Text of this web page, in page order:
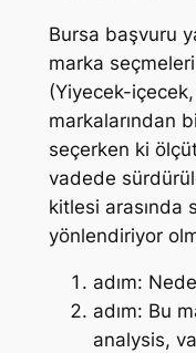
Bursa başvuru
marka
(Yiyecek-
markalarından
seçerken ki
vadede
kitlesi arasında
yönlendiriyor
adım:
adım: Bu
analysis,